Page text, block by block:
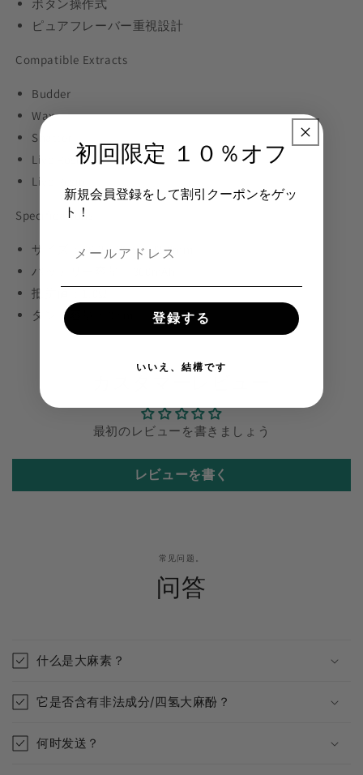
ボタン操作式
ピュアフレーバー重視設計
Compatible Extracts
Budder
Wax
Shatter
Live Rosin
Live Resin
Specifications
サイズ：88.2 × 36.5 × 22.0mm
バッテリー容量：300mAh
抵抗値：1.0Ω
タンク容量：0.5ml
最初のレビューを書きましょう
レビューを書く
常见问题。
问答
什么是大麻素？
它是否含有非法成分/四氢大麻酚？
何时发送？
初回限定 １０％オフ
新規会員登録をして割引クーポンをゲッ
ト！
登録する
いいえ、結構です